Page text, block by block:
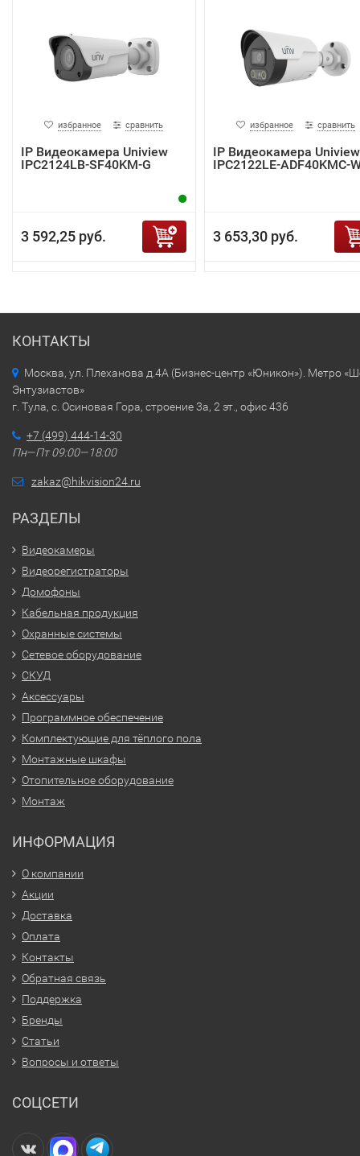
избранное сравнить
IP Видеокамера Uniview
IPC2124LB-SF40KM-G
3 592,25 руб.
избранное сравнить
IP Видеокамера Uniview
IPC2122LE-ADF40KMC-
3 653,30 руб.
КОНТАКТЫ
Москва, ул. Плеханова д.4А (Бизнес-центр «Юникон»). Метро
Энтузиастов»
г. Тула, с. Осиновая Гора, строение 3а, 2 эт., офис 436
+7 (499) 444-14-30
Пн—Пт 09:00—18:00
zakaz@hikvision24.ru
РАЗДЕЛЫ
Видеокамеры
Видеорегистраторы
Домофоны
Кабельная продукция
Охранные системы
Сетевое оборудование
СКУД
Аксессуары
Программное обеспечение
Комплектующие для тёплого пола
Монтажные шкафы
Отопительное оборудование
Монтаж
ИНФОРМАЦИЯ
О компании
Акции
Доставка
Оплата
Контакты
Обратная связь
Поддержка
Бренды
Статьи
Вопросы и ответы
СОЦСЕТИ